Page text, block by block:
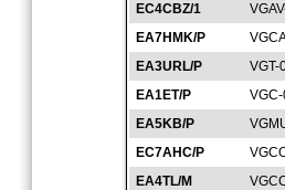
EC4CBZ/1
EA7HMK/P
EA3URL/P
VGT-
EA1ET/P
EA5KB/P
EC7AHC/P
EA4TL/M